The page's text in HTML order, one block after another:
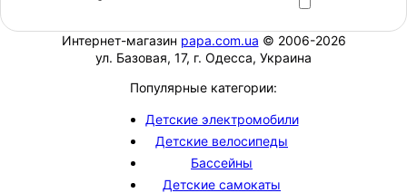
Интернет-магазин papa.com.ua © 2006-2026
ул. Базовая, 17, г. Одесса, Украина
Популярные категории:
Детские электромобили
Детские велосипеды
Бассейны
Детские самокаты